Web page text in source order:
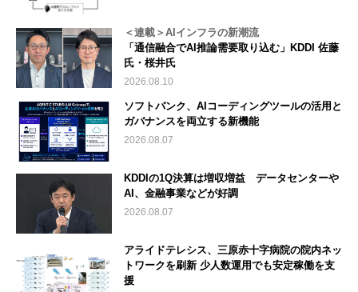
＜連載＞AIインフラの新潮流
「通信融合でAI推論需要取り込む」KDDI 佐藤
氏・桜井氏
2026.08.10
ソフトバンク、AIコーディングツールの活用と
ガバナンスを両立する新機能
2026.08.07
KDDIの1Q決算は増収増益 データセンターや
AI、金融事業などが好調
2026.08.07
アライドテレシス、三原赤十字病院の院内ネッ
トワークを刷新 少人数運用でも安定稼働を支
援